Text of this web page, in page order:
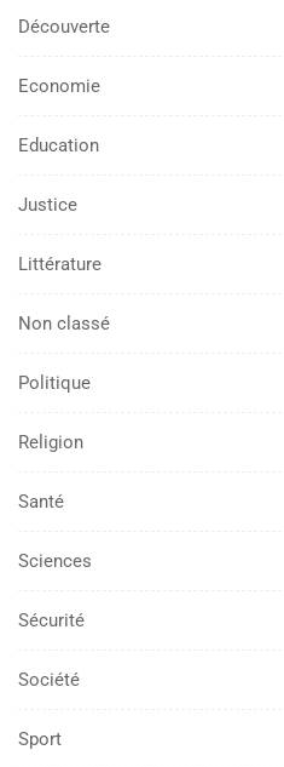
Découverte
Economie
Education
Justice
Littérature
Non classé
Politique
Religion
Santé
Sciences
Sécurité
Société
Sport